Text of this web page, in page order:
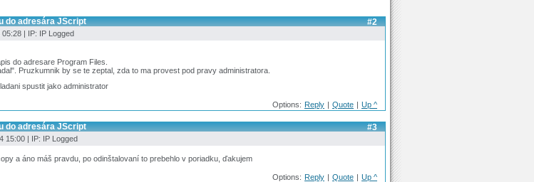
#2
do adresára JScript
| IP: IP Logged
do adresare Program Files.
Pruzkumnik by se te zeptal, zda to ma provest pod pravy administratora.
spustit jako administrator
Options: Reply | Quote | Up ^
#3
do adresára JScript
15:00 | IP: IP Logged
a áno máš pravdu, po odinštalovaní to prebehlo v poriadku, ďakujem
Options: Reply | Quote | Up ^